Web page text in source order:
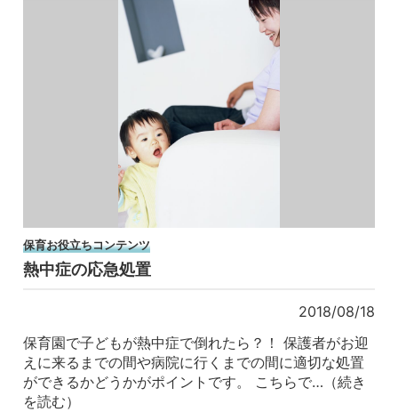
保育お役立ちコンテンツ
熱中症の応急処置
2018/08/18
保育園で子どもが熱中症で倒れたら？！ 保護者がお迎
えに来るまでの間や病院に行くまでの間に適切な処置
ができるかどうかがポイントです。 こちらで…（続き
を読む）